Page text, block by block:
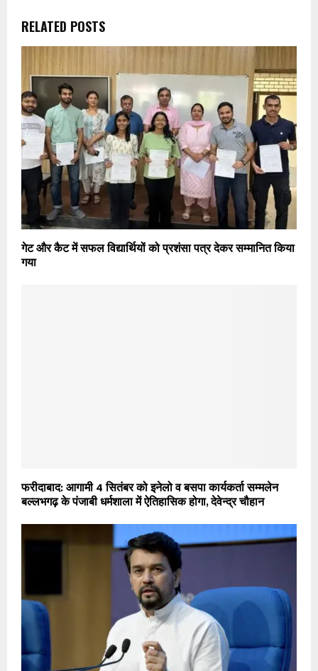
RELATED POSTS
गेट और कैट में सफल विद्यार्थियों को प्रशंसा पत्र देकर सम्मानित किया
गया
फरीदाबाद: आगामी 4 सितंबर को इनेलो व बसपा कार्यकर्ता सम्मलेन
बल्लभगढ़ के पंजाबी धर्मशाला में ऐतिहासिक होगा, देवेन्द्र चौहान